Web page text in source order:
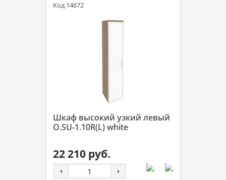
Код 14672
Шкаф высокий узкий левый
O.SU-1.10R(L) white
22 210 руб.